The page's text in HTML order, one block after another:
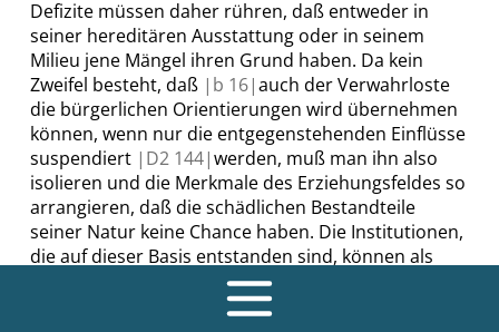
Defizite müssen daher rühren, daß entweder in
seiner hereditären Ausstattung oder in seinem
Milieu jene Mängel ihren Grund haben. Da kein
Zweifel besteht, daß | b 16|auch der Verwahrloste
die bürgerlichen Orientierungen wird übernehmen
können, wenn nur die entgegenstehenden Einflüsse
suspendiert | D2 144|werden, muß man ihn also
isolieren und die Merkmale des Erziehungsfeldes so
arrangieren, daß die schädlichen Bestandteile
seiner Natur keine Chance haben. Die Institutionen,
die auf dieser Basis entstanden sind, können als
Institutionen bezeichnet werden – ich
schließe mich darin den Analysen